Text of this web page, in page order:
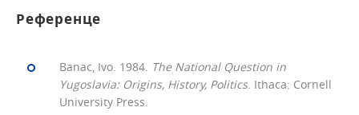
Референце
Banac, Ivo. 1984. The National Question in
Yugoslavia: Origins, History, Politics. Ithaca: Cornell
University Press.